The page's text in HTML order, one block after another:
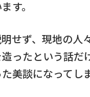
す。
せず、現地の
ったという話
美談になってし